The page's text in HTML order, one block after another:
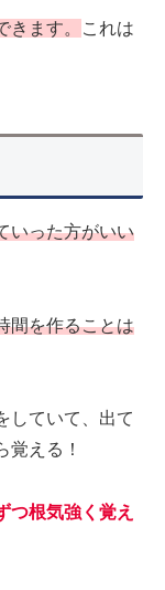
ます。
これは
いった方がいい
間を作ることは
していて、出て
覚える！
つ根気強く覚え